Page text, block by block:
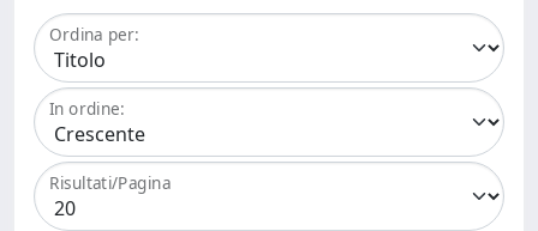
Ordina per:
In ordine:
Risultati/Pagina